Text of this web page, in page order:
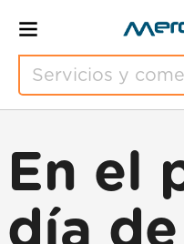
En el
día de